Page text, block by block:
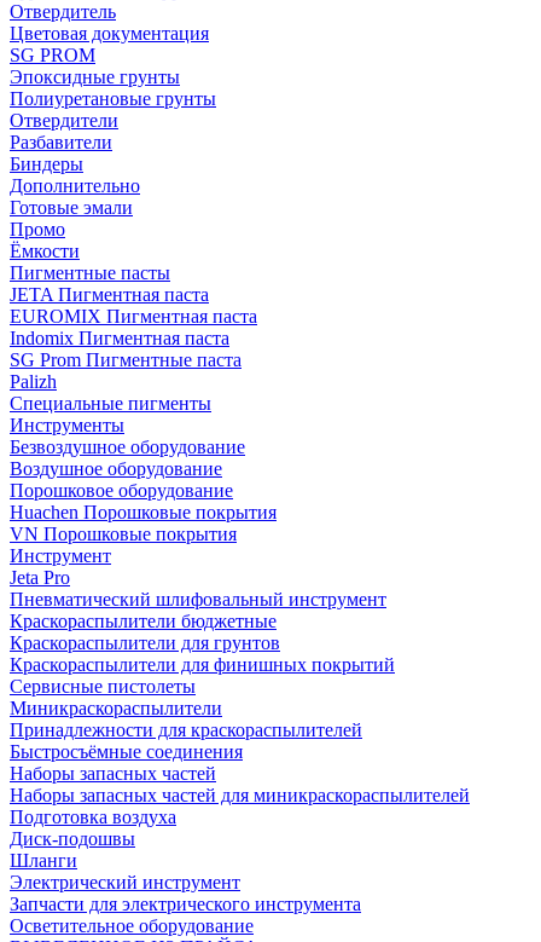
Отвердитель
Цветовая документация
SG PROM
Эпоксидные грунты
Полиуретановые грунты
Отвердители
Разбавители
Биндеры
Дополнительно
Готовые эмали
Промо
Ёмкости
Пигментные пасты
JETA Пигментная паста
EUROMIX Пигментная паста
Indomix Пигментная паста
SG Prom Пигментные паста
Palizh
Специальные пигменты
Инструменты
Безвоздушное оборудование
Воздушное оборудование
Порошковое оборудование
Huachen Порошковые покрытия
VN Порошковые покрытия
Инструмент
Jeta Pro
Пневматический шлифовальный инструмент
Краскораспылители бюджетные
Краскораспылители для грунтов
Краскораспылители для финишных покрытий
Сервисные пистолеты
Миникраскораспылители
Принадлежности для краскораспылителей
Быстросъёмные соединения
Наборы запасных частей
Наборы запасных частей для миникраскораспылителей
Подготовка воздуха
Диск-подошвы
Шланги
Электрический инструмент
Запчасти для электрического инструмента
Осветительное оборудование